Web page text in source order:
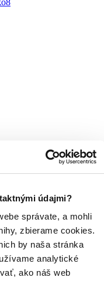
údajmi?
správate, a mohli
zbierame cookies.
by naša stránka
analytické
ako náš web
8
22
Munroe7
L. Hay 6
6
de la Fressange6